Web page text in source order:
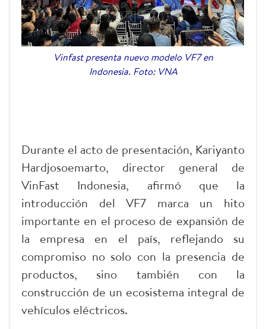
Vinfast presenta nuevo modelo VF7 en
Indonesia. Foto: VNA
Durante el acto de presentación, Kariyanto
Hardjosoemarto, director general de
VinFast Indonesia, afirmó que la
introducción del VF7 marca un hito
importante en el proceso de expansión de
la empresa en el país, reflejando su
compromiso no solo con la presencia de
productos, sino también con la
construcción de un ecosistema integral de
vehículos eléctricos.